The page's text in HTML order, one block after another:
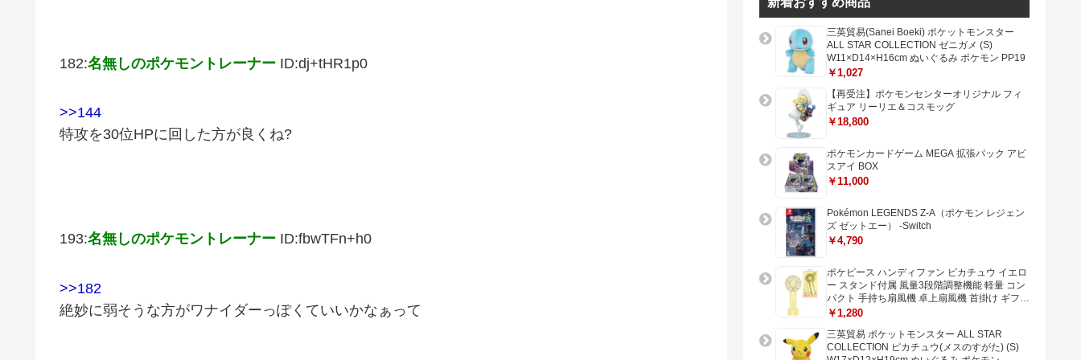
182:名無しのポケモントレーナー ID:dj+tHR1p0
>>144
特攻を30位HPに回した方が良くね?
193:名無しのポケモントレーナー ID:fbwTFn+h0
>>182
絶妙に弱そうな方がワナイダーっぽくていいかなぁって
三英貿易(Sanei Boeki) ポケットモンスター
ALL STAR COLLECTION ゼニガメ (S)
W11×D14×H16cm ぬいぐるみ ポケモン PP19
￥1,027
【再受注】ポケモンセンターオリジナル フィ
ギュア リーリエ＆コスモッグ
￥18,800
ポケモンカードゲーム MEGA 拡張パック アビ
スアイ BOX
￥11,000
Pokémon LEGENDS Z-A（ポケモン レジェン
ズ ゼットエー） -Switch
￥4,790
ポケピース ハンディファン ピカチュウ イエロ
ー スタンド付属 風量3段階調整機能 軽量 コン
パクト 手持ち扇風機 卓上扇風機 首掛け ギフト
プレゼントに最適 USB充電 Type-C対応
￥1,280
三英貿易 ポケットモンスター ALL STAR
COLLECTION ピカチュウ(メスのすがた) (S)